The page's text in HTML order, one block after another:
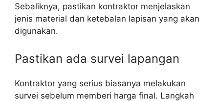
Sebaliknya, pastikan kontraktor menjelaskan
jenis material dan ketebalan lapisan yang akan
digunakan.
Pastikan ada survei lapangan
Kontraktor yang serius biasanya melakukan
survei sebelum memberi harga final. Langkah